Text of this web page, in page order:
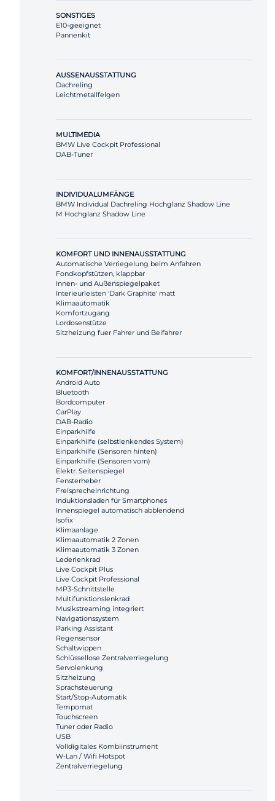
SONSTIGES
E10-geeignet
Pannenkit
AUSSENAUSSTATTUNG
Dachreling
Leichtmetallfelgen
MULTIMEDIA
BMW Live Cockpit Professional
DAB-Tuner
INDIVIDUALUMFÄNGE
BMW Individual Dachreling Hochglanz Shadow Line
M Hochglanz Shadow Line
KOMFORT UND INNENAUSSTATTUNG
Automatische Verriegelung beim Anfahren
Fondkopfstützen, klappbar
Innen- und Außenspiegelpaket
Interieurleisten 'Dark Graphite' matt
Klimaautomatik
Komfortzugang
Lordosenstütze
Sitzheizung fuer Fahrer und Beifahrer
KOMFORT/INNENAUSSTATTUNG
Android Auto
Bluetooth
Bordcomputer
CarPlay
DAB-Radio
Einparkhilfe
Einparkhilfe (selbstlenkendes System)
Einparkhilfe (Sensoren hinten)
Einparkhilfe (Sensoren vorn)
Elektr. Seitenspiegel
Fensterheber
Freisprecheinrichtung
Induktionsladen für Smartphones
Innenspiegel automatisch abblendend
Isofix
Klimaanlage
Klimaautomatik 2 Zonen
Klimaautomatik 3 Zonen
Lederlenkrad
Live Cockpit Plus
Live Cockpit Professional
MP3-Schnittstelle
Multifunktionslenkrad
Musikstreaming integriert
Navigationssystem
Parking Assistant
Regensensor
Schaltwippen
Schlüssellose Zentralverriegelung
Servolenkung
Sitzheizung
Sprachsteuerung
Start/Stop-Automatik
Tempomat
Touchscreen
Tuner oder Radio
USB
Volldigitales Kombiinstrument
W-Lan / Wifi Hotspot
Zentralverriegelung